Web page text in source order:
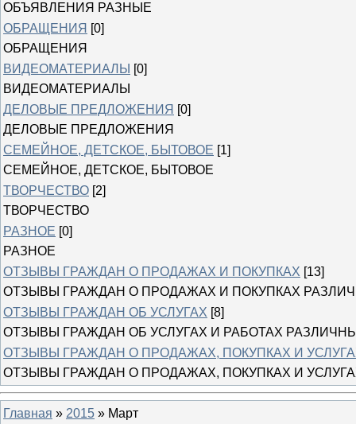
ОБЪЯВЛЕНИЯ РАЗНЫЕ
ОБРАЩЕНИЯ [0]
ОБРАЩЕНИЯ
ВИДЕОМАТЕРИАЛЫ [0]
ВИДЕОМАТЕРИАЛЫ
ДЕЛОВЫЕ ПРЕДЛОЖЕНИЯ [0]
ДЕЛОВЫЕ ПРЕДЛОЖЕНИЯ
СЕМЕЙНОЕ, ДЕТСКОЕ, БЫТОВОЕ [1]
СЕМЕЙНОЕ, ДЕТСКОЕ, БЫТОВОЕ
ТВОРЧЕСТВО [2]
ТВОРЧЕСТВО
РАЗНОЕ [0]
РАЗНОЕ
ОТЗЫВЫ ГРАЖДАН О ПРОДАЖАХ И ПОКУПКАХ [13]
ОТЗЫВЫ ГРАЖДАН О ПРОДАЖАХ И ПОКУПКАХ
ОТЗЫВЫ ГРАЖДАН ОБ УСЛУГАХ [8]
ОТЗЫВЫ ГРАЖДАН ОБ УСЛУГАХ И РАБОТАХ
ОТЗЫВЫ ГРАЖДАН О ПРОДАЖАХ, ПОКУПКАХ И
ОТЗЫВЫ ГРАЖДАН О ПРОДАЖАХ, ПОКУПКАХ И
Главная » 2015 » Март